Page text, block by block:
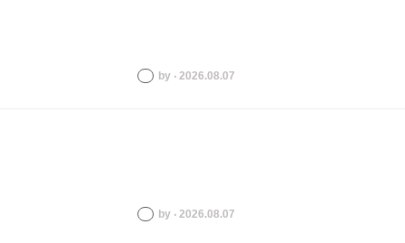
by ‧ 2026.08.07
by ‧ 2026.08.07